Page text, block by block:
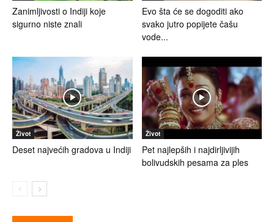
Zanimljivosti o Indiji koje
sigurno niste znali
Evo šta će se dogoditi ako
svako jutro popijete čašu
vode...
Život
Deset najvećih gradova u Indiji
Život
Pet najlepših i najdirljivijih
bolivudskih pesama za ples